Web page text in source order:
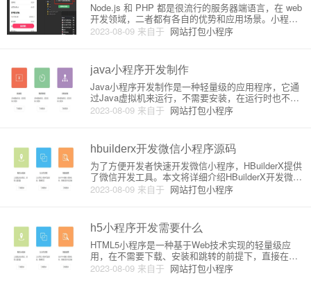
2023-08-09 来自于 网站打包小程序
Node.js 和 PHP 都是很流行的服务器端语言，在 web
开发领域，二者都有各自的优势和应用场景。小程序
是微信提供的一种应用形式，它的主要功能是使用 HT
ML、CSS 和 JavaScript 等 Web 技术进行开发，同
java小程序开发制作
2023-08-09 来自于 网站打包小程序
Java小程序开发制作是一种轻量级的应用程序，它通
过Java虚拟机来运行，不需要安装，在运行时也不需
要特别的权限，是一种非常方便的应用程序开发方
法。Java小程序的制作过程，主要包括以下几个步
求来设
hbuilderx开发微信小程序源码
2023-08-09 来自于 网站打包小程序
为了方便开发者快速开发微信小程序，HBuilderX提供
了微信开发工具。本文将详细介绍HBuilderX开发微信
小程序的原理，并带领开发者实现一个简单的小程
序。HBuilderX是一款基于Visual Studio Code的HTM
h5小程序开发需要什么
2023-08-09 来自于 网站打包小程序
HTML5小程序是一种基于Web技术实现的轻量级应
用，在不需要下载、安装和跳转的前提下，直接在浏
览器中运行。H5小程序由Web前端技术和移动领域技
术组成，可以实现许多应用的需求，比如小游戏、小